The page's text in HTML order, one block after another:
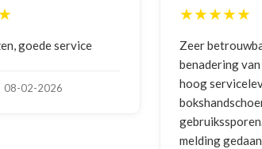
goede service
02-2026
★★★★★
Zeer
benadering van
hoog
gebruikssporen.
melding gedaan